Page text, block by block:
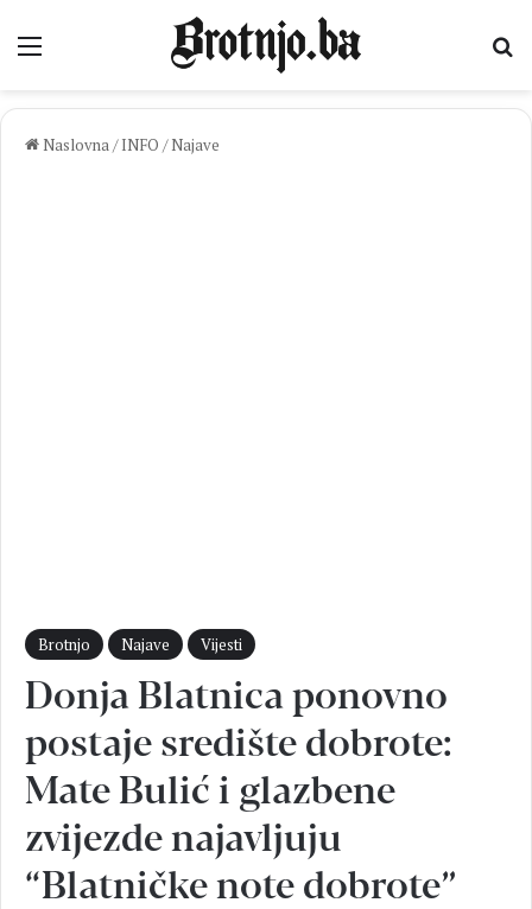
Izbornik
Naslovna/ INFO / Najave
Brotnjo Najave Vijesti
Donja Blatnica ponovno
postaje središte dobrote:
Mate Bulić i glazbene
zvijezde najavljuju
“Blatničke note dobrote”